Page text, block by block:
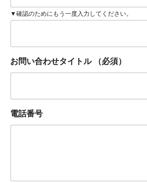
▼確認のためにもう一度入力してください。
お問い合わせタイトル （必須）
電話番号